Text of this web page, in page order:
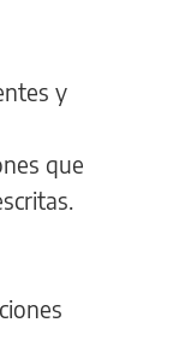
y
que